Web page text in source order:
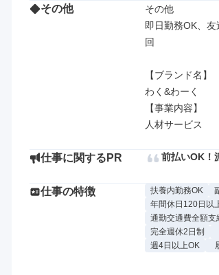
その他
その他
即日勤務OK、
回
【ブランド名】
わく&わーく
【事業内容】
人材サービス
仕事に関するPR 前払いOK！
仕事の特徴 扶養内勤務OK
年間休日120日以
通勤交通費全額支
完全週休2日制
週4日以上OK